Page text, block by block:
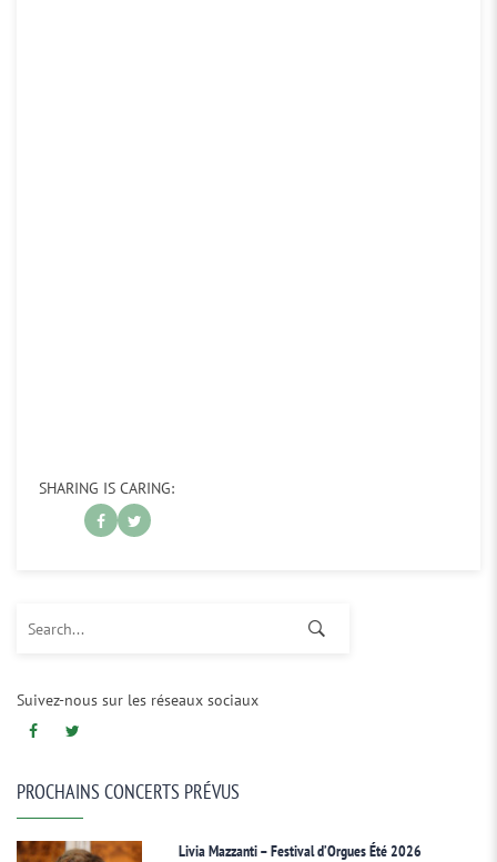
SHARING IS CARING:
Suivez-nous sur les réseaux sociaux
PROCHAINS CONCERTS PRÉVUS
Livia Mazzanti – Festival d’Orgues Été 2026